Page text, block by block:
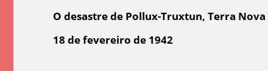
O desastre de Pollux-Truxtun, Terra Nova
18 de fevereiro de 1942